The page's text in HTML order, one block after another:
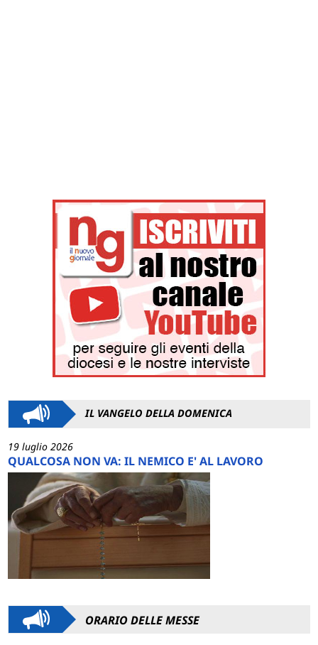
IL VANGELO DELLA DOMENICA
19 luglio 2026
QUALCOSA NON VA: IL NEMICO E' AL LAVORO
ORARIO DELLE MESSE